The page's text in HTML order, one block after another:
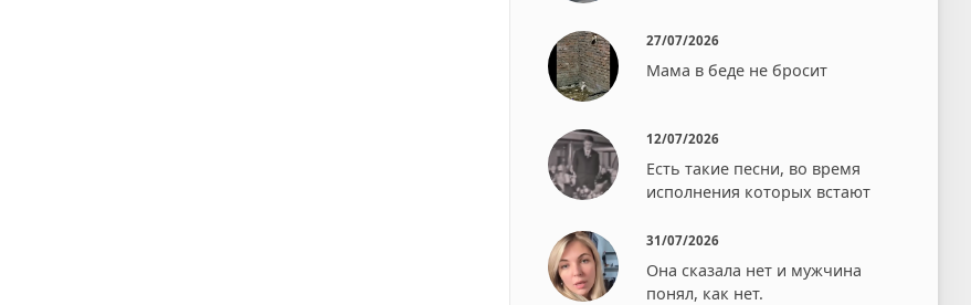
27/07/2026
Мама в беде не бросит⁠⁠
12/07/2026
Есть такие песни, во время
исполнения которых встают⁠⁠
31/07/2026
Она сказала нет и мужчина
понял, как нет.